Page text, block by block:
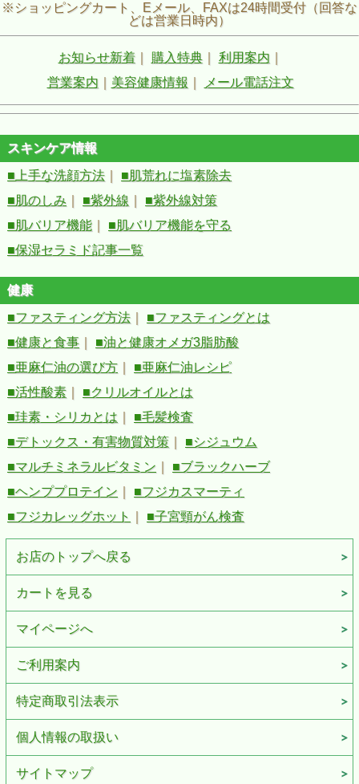
※ショッピングカート、Eメール、FAXは24時間受付（回答な
どは営業日時内）
お知らせ新着｜ 購入特典｜ 利用案内
営業案内
美容健康情報 メール電話注文
スキンケア情報
■上手な洗顔方法
■肌荒れに塩素除去
■肌のしみ
■紫外線
■紫外線対策
■肌バリア機能
■肌バリア機能を守る
■保湿セラミド記事一覧
健康
■ファスティング方法
■ファスティングとは
■健康と食事
■油と健康オメガ3脂肪酸
■亜麻仁油の選び方
■亜麻仁油レシピ
■活性酸素
■クリルオイルとは
■珪素・シリカとは
■毛髪検査
■デトックス・有害物質対策
■シジュウム
■マルチミネラルビタミン
■ブラックハーブ
■ヘンププロテイン
■フジカスマーティ
■フジカレッグホット
■子宮頸がん検査
お店のトップへ戻る
カートを見る
マイページへ
ご利用案内
特定商取引法表示
個人情報の取扱い
サイトマップ